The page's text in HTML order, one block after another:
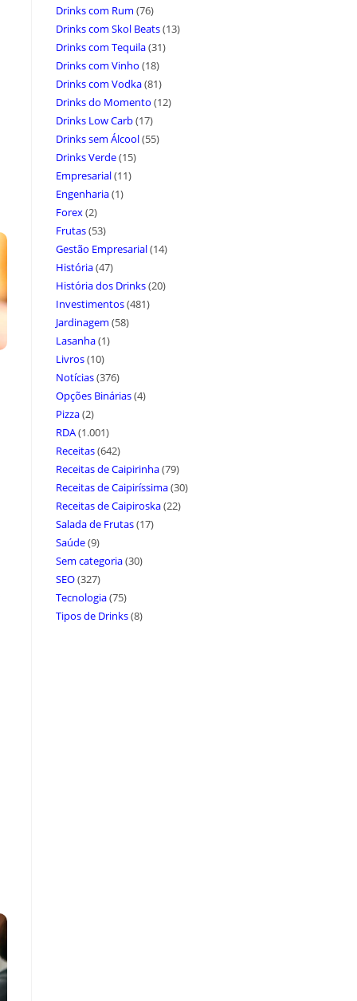
Drinks com Rum (76)
Drinks com Skol Beats(13)
Drinks com Tequila(31)
Drinks com Vinho (18)
Drinks com Vodka(81)
Drinks do Momento (12)
Drinks Low Carb(17)
Drinks sem Álcool(55)
Drinks Verde(15)
Empresarial(11)
Engenharia(1)
Forex(2)
Frutas(53)
Gestão Empresarial(14)
História(47)
História dos Drinks(20)
Investimentos(481)
Jardinagem (58)
Lasanha(1)
Livros(10)
Notícias(376)
Opções Binárias(4)
Pizza(2)
RDA(1.001)
Receitas(642)
Receitas de Caipirinha(79)
Receitas de Caipiríssima(30)
Receitas de Caipiroska(22)
Salada de Frutas(17)
Saúde(9)
Sem categoria(30)
SEO(327)
Tecnologia(75)
Tipos de Drinks(8)